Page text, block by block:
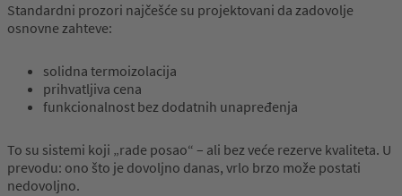
Standardni prozori najčešće su projektovani da zadovolje
osnovne zahteve:
solidna termoizolacija
prihvatljiva cena
funkcionalnost bez dodatnih unapređenja
To su sistemi koji „rade posao“ – ali bez veće rezerve kvaliteta. U
prevodu: ono što je dovoljno danas, vrlo brzo može postati
nedovoljno.